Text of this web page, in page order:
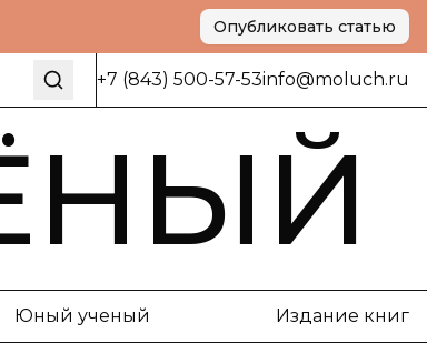
Опубликовать статью
+7 (843) 500-57-53info@moluch.ru
Юный ученый Издание книг